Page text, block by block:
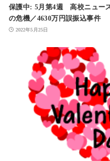
保護中: 5月第4週 高校ニュー
の危機／4630万円誤振込事件
2022年5月25日